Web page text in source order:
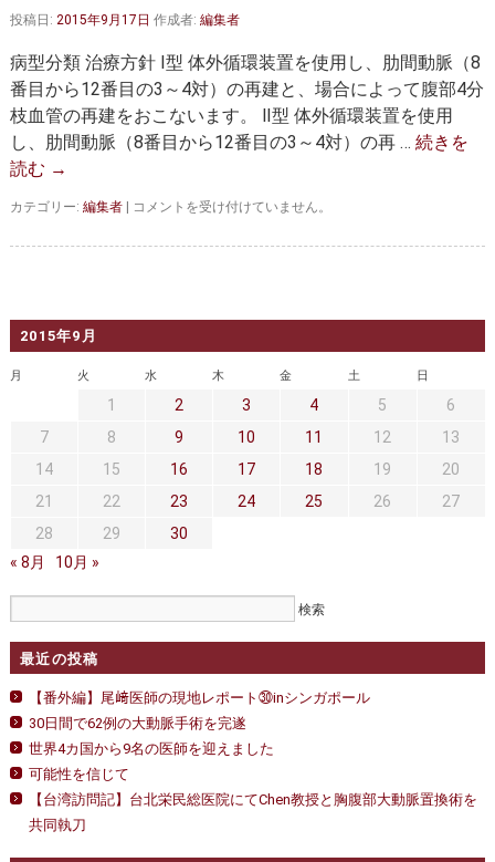
胸部大動脈瘤 胸腹部大動脈瘤
腹部大動脈瘤 大動脈解離
マルファン症候群
大動脈瘤を指摘されたら？
セカンドオピニオン 治療費について
正しい病院の選び方
私どもの特色
手術概要
医師募集情報
投稿日: 2015年9月17日 作成者: 編集者
病型分類 治療方針 Ⅰ型 体外循環装置を使用し、肋間動脈（8
番目から12番目の3～4対）の再建と、場合によって腹部4分
枝血管の再建をおこないます。 Ⅱ型 体外循環装置を使用
し、肋間動脈（8番目から12番目の3～4対）の再 … 続きを
読む →
カテゴリー: 編集者
胸
部
療
コメントを受け付けていません。
2015年9月
月 火 水 木 金 土 日
1 2 3 4 5
6
7
8 9 10 11 12
13
14
15 16 17 18 19
20
21
22 23 24 25 26
27
28
29
30
« 8月
10月 »
最近の投稿
【番外編】尾﨑医師の現地レポート㉚inシンガポール
30日間で62例の大動脈手術を完遂
世界4カ国から9名の医師を迎えました
可能性を信じて
【台湾訪問記】台北栄民総医院にてChen教授と胸腹部大動脈置換術を
共同執刀